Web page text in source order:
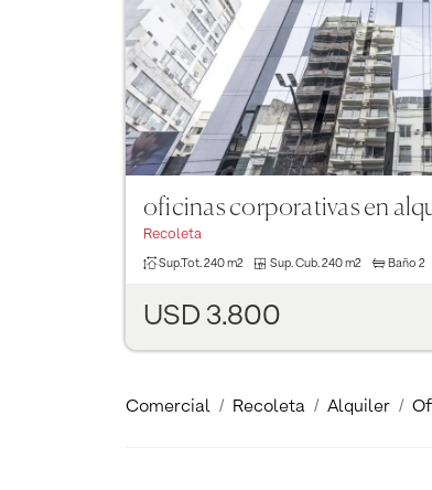
oficinas corporativas en
Recoleta
Sup.Tot. 240 m2 Sup. Cub. 240 m2 Baño 2
USD 3.800
Comercial Recoleta Alquiler